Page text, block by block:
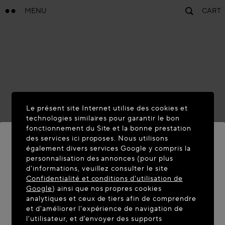
MENU CART
BIENVENUE SUR MAISON-
ALAIA.COM
Vous semblez être dans le pays suivant : United
States. Souhaitez-vous mettre à jour votre
localisation ?
Le présent site Internet utilise des cookies et
technologies similaires pour garantir le bon
fonctionnement du Site et la bonne prestation
des services ici proposes. Nous utilisons
également divers services Google y compris la
personnalisation des annonces (pour plus
d'informations, veuillez consulter le site
Confidentialité et conditions d'utilisation de
Google) ainsi que nos propres cookies
analytiques et ceux de tiers afin de comprendre
et d'améliorer l'expérience de navigation de
l'utilisateur, et d'envoyer des supports